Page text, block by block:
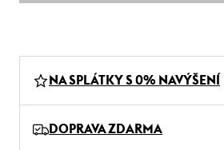
NA SPLÁTKY S 0% NAVÝŠENÍ
DOPRAVA ZDARMA